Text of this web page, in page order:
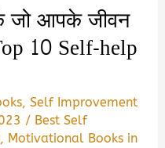
जो आपके जीवन
10 Self-help
,Self Improvement
/ Best Self
, Motivational Books in